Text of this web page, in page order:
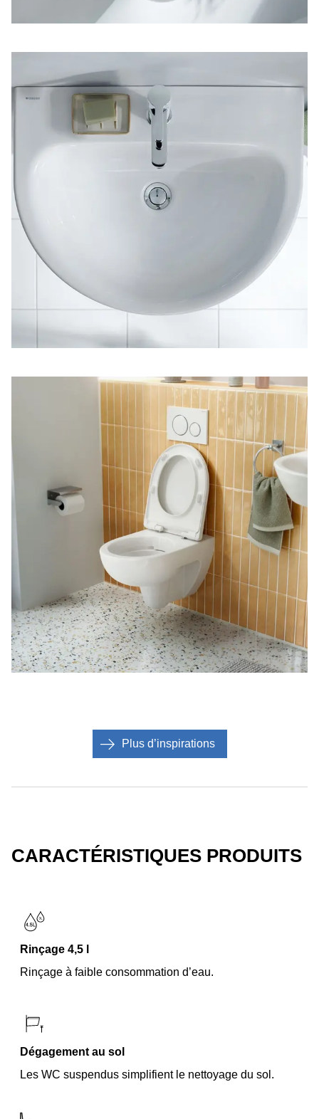
Plus d’inspirations
CARACTÉRISTIQUES PRODUITS
Rinçage 4,5 l
Rinçage à faible consommation d’eau.
Dégagement au sol
Les WC suspendus simplifient le nettoyage du sol.